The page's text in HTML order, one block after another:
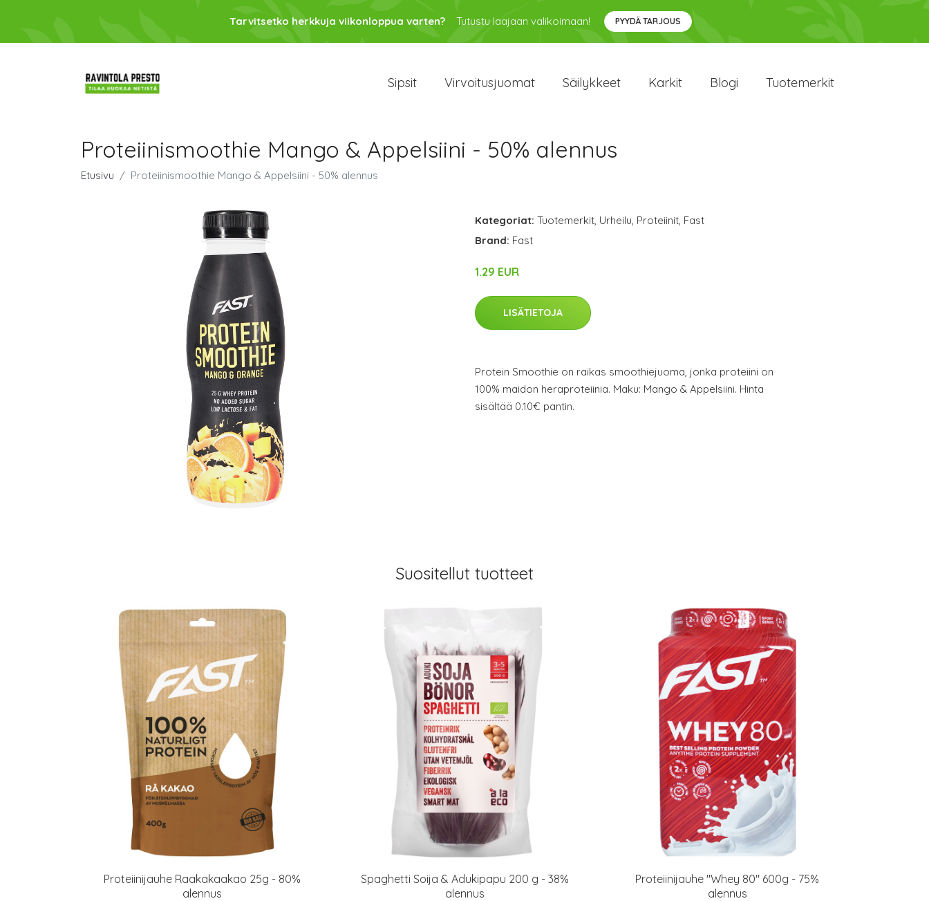
Tarvitsetko herkkuja viikonloppua varten? Tutustu laajaan valikoimaan! PYYDÄ TARJOUS
Sipsit Virvoitusjuomat Säilykkeet Karkit Blogi Tuotemerkit
Proteiinismoothie Mango & Appelsiini - 50% alennus
Etusivu Proteiinismoothie Mango & Appelsiini - 50% alennus
Kategoriat: Tuotemerkit, Urheilu, Proteiinit, Fast
Brand: Fast
1.29 EUR
LISÄTIETOJA
Protein Smoothie on raikas smoothiejuoma, jonka proteiini on
100% maidon heraproteiinia. Maku: Mango & Appelsiini. Hinta
sisältää 0.10€ pantin.
Suositellut tuotteet
Proteiinijauhe Raakakaakao 25g - 80%
alennus
Spaghetti Soija & Adukipapu 200 g - 38%
alennus
Proteiinijauhe "Whey 80" 600g - 75%
alennus